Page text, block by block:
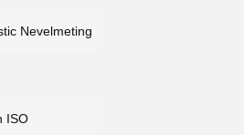
Nevelmeting
ISO